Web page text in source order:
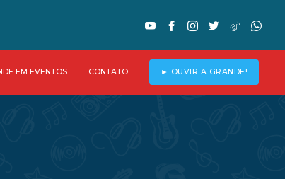
FM EVENTOS CONTATO ► OUVIR A GRANDE!